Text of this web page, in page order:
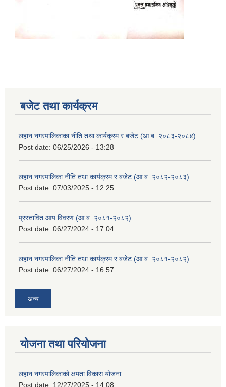
बजेट तथा कार्यक्रम
लहान नगरपालिकाका नीति तथा कार्यक्रम र बजेट (आ.ब. २०८३-२०८४)
Post date: 06/25/2026 - 13:28
लहान नगरपालिका नीति तथा कार्यक्रम र बजेट (आ.ब. २०८२-२०८३)
Post date: 07/03/2025 - 12:25
प्रस्तावित आय विवरण (आ.ब. २०८१-२०८२)
Post date: 06/27/2024 - 17:04
लहान नगरपालिका नीति तथा कार्यक्रम र बजेट (आ.ब. २०८१-२०८२)
Post date: 06/27/2024 - 16:57
अन्य
योजना तथा परियोजना
लहान नगरपालिकाको क्षमता विकास योजना
Post date: 12/27/2025 - 14:08